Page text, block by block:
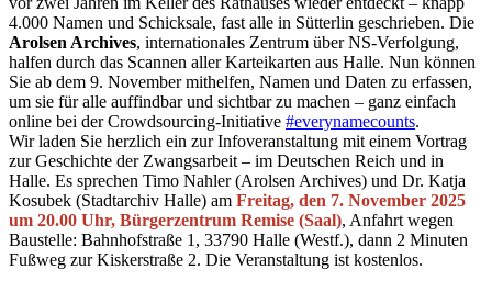
4.000 Namen und Schicksale, fast alle in Sütterlin geschrieben. Die
Arolsen Archives, internationales Zentrum über NS-Verfolgung,
halfen durch das Scannen aller Karteikarten aus Halle. Nun können
Sie ab dem 9. November mithelfen, Namen und Daten zu erfassen,
um sie für alle auffindbar und sichtbar zu machen – ganz einfach
online bei der Crowdsourcing-Initiative #everynamecounts.
Wir laden Sie herzlich ein zur Infoveranstaltung mit einem Vortrag
zur Geschichte der Zwangsarbeit – im Deutschen Reich und in
Halle. Es sprechen Timo Nahler (Arolsen Archives) und Dr. Katja
Kosubek (Stadtarchiv Halle) am Freitag, den 7. November 2025
um 20.00 Uhr, Bürgerzentrum Remise (Saal), Anfahrt wegen
Baustelle: Bahnhofstraße 1, 33790 Halle (Westf.), dann 2 Minuten
Fußweg zur Kiskerstraße 2. Die Veranstaltung ist kostenlos.